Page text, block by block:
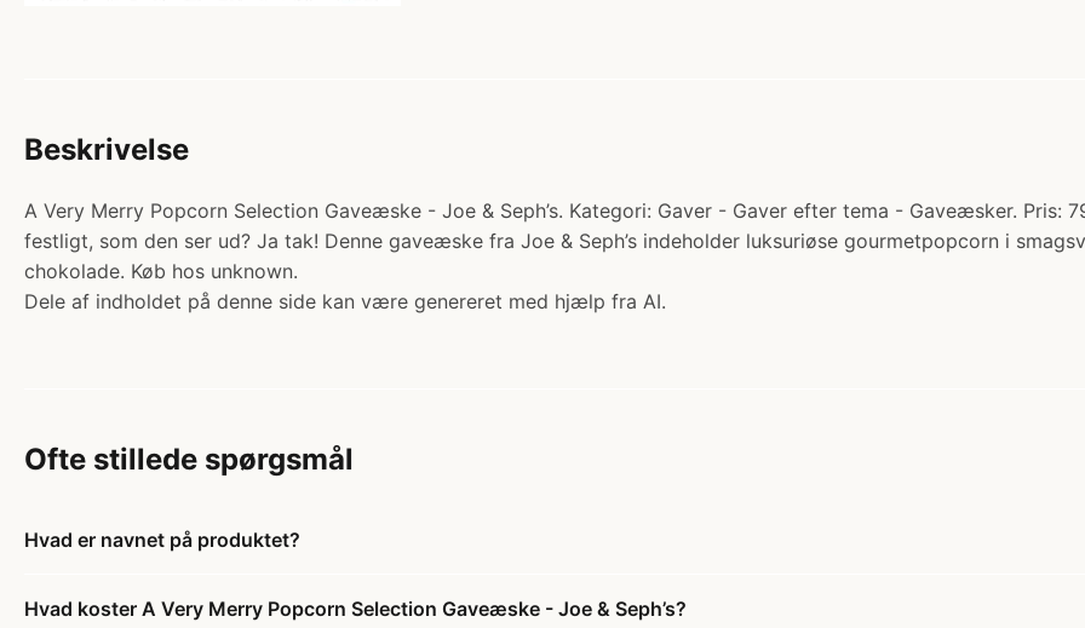
Beskrivelse
A Very Merry Popcorn Selection Gaveæske - Joe & Seph’s. Kategori: Gaver - Gaver efter tema - Gaveæsker. Pris:
festligt, som den ser ud? Ja tak! Denne gaveæske fra Joe & Seph’s indeholder luksuriøse gourmetpopcorn i
chokolade. Køb hos unknown.
Dele af indholdet på denne side kan være genereret med hjælp fra AI.
Ofte stillede spørgsmål
Hvad er navnet på produktet?
Hvad koster A Very Merry Popcorn Selection Gaveæske - Joe & Seph’s?